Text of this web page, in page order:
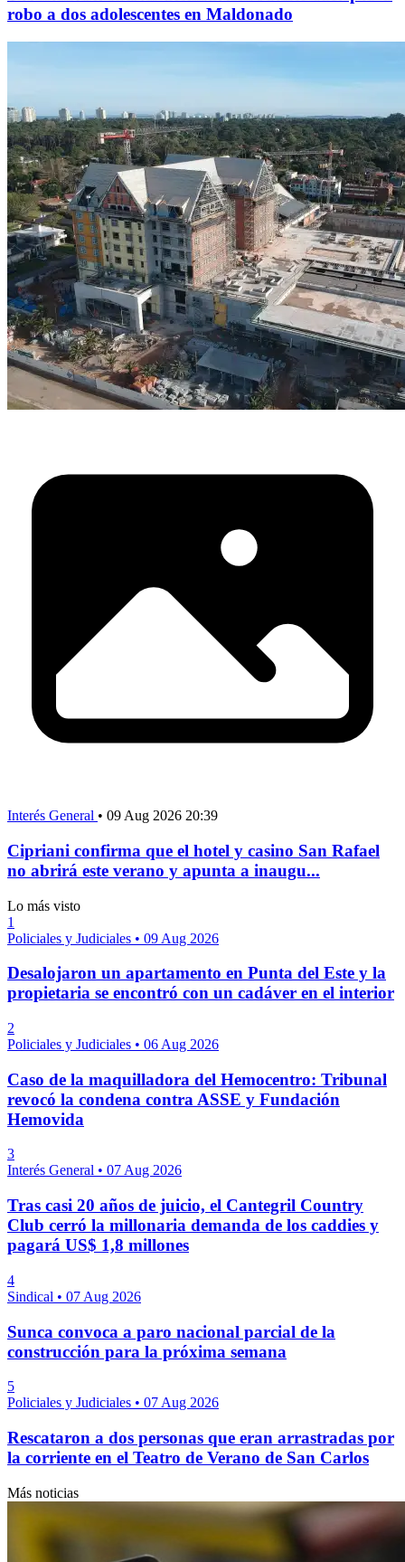
robo a dos adolescentes en Maldonado
Interés General • 09 Aug 2026 20:39
Cipriani confirma que el hotel y casino San Rafael
no abrirá este verano y apunta a inaugu...
Lo más visto
1
Policiales y Judiciales • 09 Aug 2026
Desalojaron un apartamento en Punta del Este y la
propietaria se encontró con un cadáver en el interior
2
Policiales y Judiciales • 06 Aug 2026
Caso de la maquilladora del Hemocentro: Tribunal
revocó la condena contra ASSE y Fundación
Hemovida
3
Interés General • 07 Aug 2026
Tras casi 20 años de juicio, el Cantegril Country
Club cerró la millonaria demanda de los caddies y
pagará US$ 1,8 millones
4
Sindical • 07 Aug 2026
Sunca convoca a paro nacional parcial de la
construcción para la próxima semana
5
Policiales y Judiciales • 07 Aug 2026
Rescataron a dos personas que eran arrastradas por
la corriente en el Teatro de Verano de San Carlos
Más noticias